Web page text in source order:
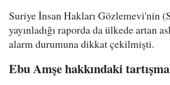
Suriye İnsan Hakları Gözlemevi'nin
yayınladığı raporda da ülkede artan
alarm durumuna dikkat çekilmişti.
Ebu Amşe hakkındaki